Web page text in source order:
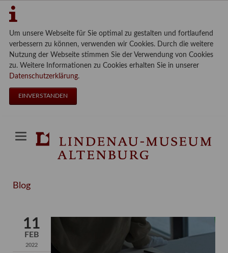
Um unsere Webseite für Sie optimal zu gestalten und fortlaufend
verbessern zu können, verwenden wir Cookies. Durch die weitere
Nutzung der Webseite stimmen Sie der Verwendung von Cookies
zu. Weitere Informationen zu Cookies erhalten Sie in unserer
Datenschutzerklärung.
EINVERSTANDEN
Blog
11
FEB
2022